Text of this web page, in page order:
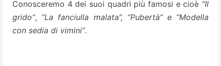
Conosceremo 4 dei suoi quadri più famosi e cioè “Il
grido”, “La fanciulla malata”, “Pubertà” e “Modella
con sedia di vimini”.